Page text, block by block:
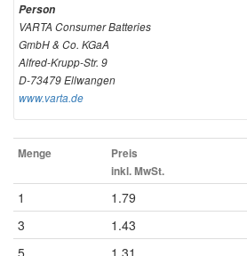
Person
VARTA Consumer Batteries
GmbH & Co. KGaA
Alfred-Krupp-Str. 9
D-73479 Ellwangen
www.varta.de
Menge
Preis
inkl. MwSt.
1 1.79
3 1.43
5 1.31